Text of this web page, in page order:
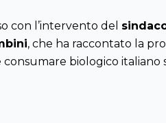
con l’intervento del
, che ha raccontato la
biologico italiano